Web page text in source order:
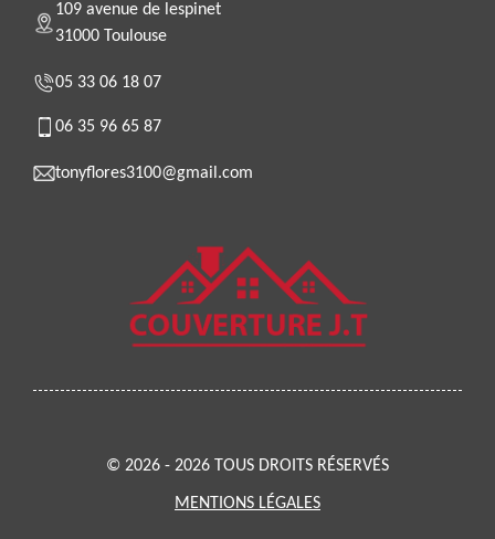
109 avenue de lespinet
31000 Toulouse
05 33 06 18 07
06 35 96 65 87
tonyflores3100@gmail.com
© 2026 - 2026 TOUS DROITS RÉSERVÉS
MENTIONS LÉGALES